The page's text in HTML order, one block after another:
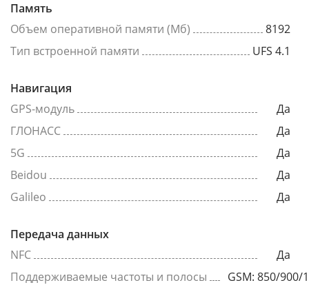
Память
Объем оперативной памяти (Мб)
8192
Тип встроенной памяти
UFS 4.1
Навигация
GPS-модуль
Да
ГЛОНАСС
Да
5G
Да
Beidou
Да
Galileo
Да
Передача данных
NFC
Да
Поддерживаемые частоты и полосы
GSM: 850/900/